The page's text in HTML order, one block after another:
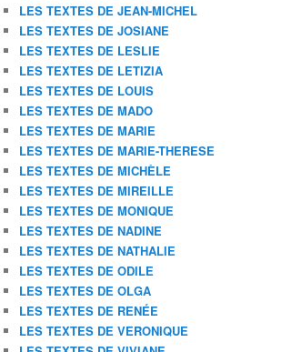
LES TEXTES DE JEAN-MICHEL
LES TEXTES DE JOSIANE
LES TEXTES DE LESLIE
LES TEXTES DE LETIZIA
LES TEXTES DE LOUIS
LES TEXTES DE MADO
LES TEXTES DE MARIE
LES TEXTES DE MARIE-THERESE
LES TEXTES DE MICHÈLE
LES TEXTES DE MIREILLE
LES TEXTES DE MONIQUE
LES TEXTES DE NADINE
LES TEXTES DE NATHALIE
LES TEXTES DE ODILE
LES TEXTES DE OLGA
LES TEXTES DE RENÉE
LES TEXTES DE VERONIQUE